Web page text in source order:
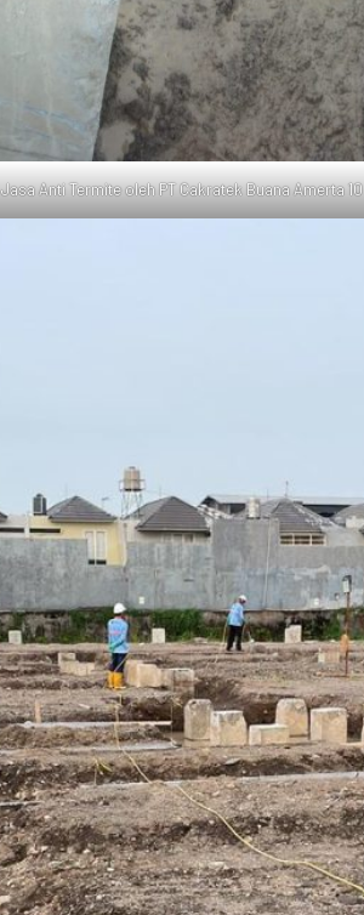
Jasa Anti Termite oleh PT Cakratek Buana Amerta 10